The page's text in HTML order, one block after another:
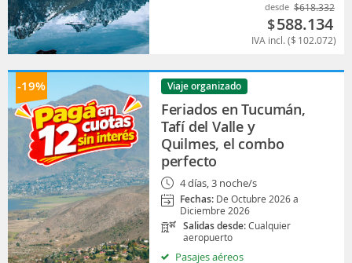
desde $618.332
$588.134
IVA incl. ($ 102.072)
-19% Viaje organizado
Feriados en Tucumán,
Tafí del Valle y
Quilmes, el combo
perfecto
4 días, 3 noche/s
Fechas: De Octubre 2026 a
Diciembre 2026
Salidas desde:Cualquier
aeropuerto
Pasajes aéreos